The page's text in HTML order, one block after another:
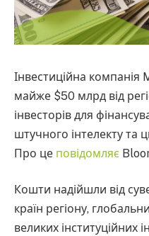
Інвестиційна компанія
майже $50 млрд від
інвесторів для
штучного інтелекту та
Про це повідомляє
Кошти надійшли від
країн регіону,
великих інституційних